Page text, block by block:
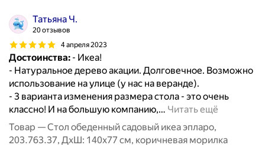
Татьяна Ч.
20 отзывов
4 апреля 2023
Достоинства: - Икеа!
- Натуральное дерево акации. Долговечное. Возможно
использование на улице (у нас на веранде).
- 3 варианта изменения размера стола - это очень
классно! И на большую компанию,… Читать ещё
Товар — Стол обеденный садовый икеа эпларо,
203.763.37, ДхШ: 140х77 см, коричневая морилка